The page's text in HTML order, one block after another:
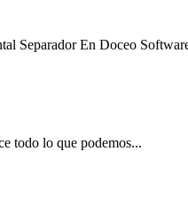
Separador En Doceo
todo lo que podemos...